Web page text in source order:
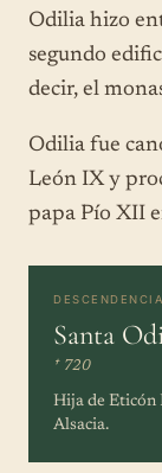
Odilia hizo
segundo
decir, el
Odilia fue
León IX y
papa Pío XII
DESCENDENCIA
Santa
† 720
Hija de Eticón
Alsacia.